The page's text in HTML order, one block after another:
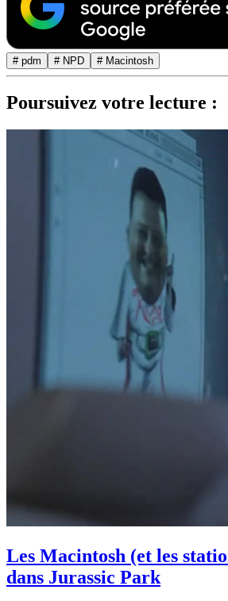
# pdm # NPD # Macintosh
Poursuivez votre lecture :
Les Macintosh (et les
dans Jurassic Park